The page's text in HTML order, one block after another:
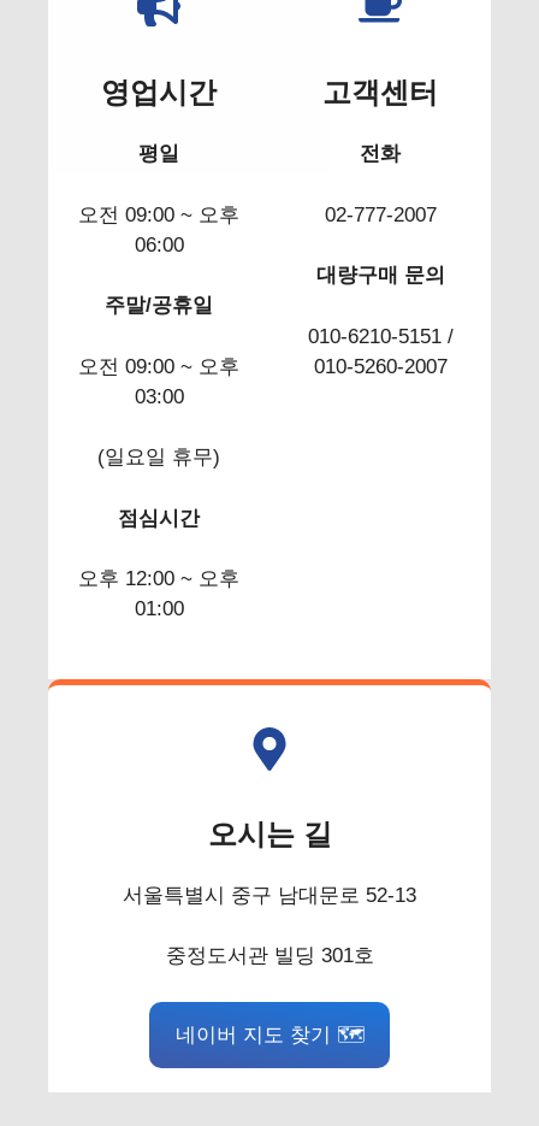
영업시간
평일
오전 09:00 ~ 오후
06:00
주말/공휴일
오전 09:00 ~ 오후
03:00
(일요일 휴무)
점심시간
오후 12:00 ~ 오후
01:00
고객센터
전화
02-777-2007
대량구매 문의
010-6210-5151 /
010-5260-2007
오시는 길
서울특별시 중구 남대문로 52-13
중정도서관 빌딩 301호
네이버 지도 찾기 🗺️